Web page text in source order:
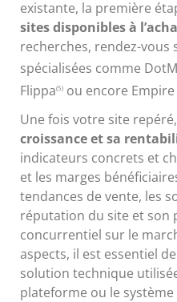
existante, la première
sites disponibles à
recherches, rendez-vous
spécialisées comme
Flippa(5) ou encore
Une fois votre site repéré,
croissance et sa
indicateurs concrets et
et les marges
tendances de vente, les
réputation du site et son
concurrentiel sur le
aspects, il est essentiel
solution technique
plateforme ou le